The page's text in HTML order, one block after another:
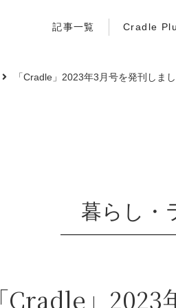
記事一覧 Cradle
「Cradle」2023年3月号を発刊しま
暮らし・
「Cradle」